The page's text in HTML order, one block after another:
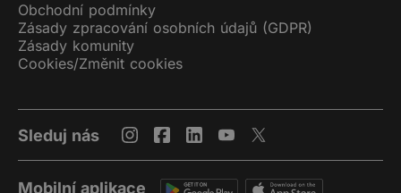
Obchodní podmínky
Zásady zpracování osobních údajů (GDPR)
Zásady komunity
Cookies/Změnit cookies
Sleduj nás
Mobilní aplikace